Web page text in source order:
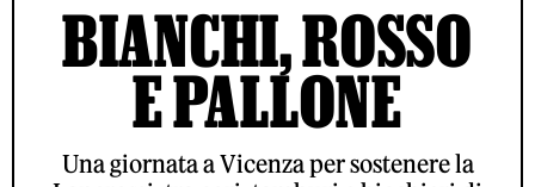
BIANCHI, ROSSO
E PALLONE
Una giornata a Vicenza per sostenere la